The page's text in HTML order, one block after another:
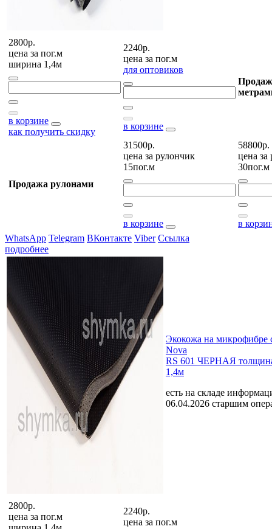
2800р.
цена за пог.м
ширина 1,4м
в корзине
как получить скидку
2240р.
цена за пог.м
для оптовиков
в корзине
Продажа рулонами
31500р.
цена за рулончик
15пог.м
в корзине
58800р.
цена за
30пог.м
в
WhatsApp Telegram ВКонтакте Viber Ссылка
подробнее
Экокожа на микрофибре
Nova
RS 601 ЧЕРНАЯ
1,4м
есть на складе
06.04.2026 старшим
2800р.
цена за пог.м
2240р.
цена за пог.м